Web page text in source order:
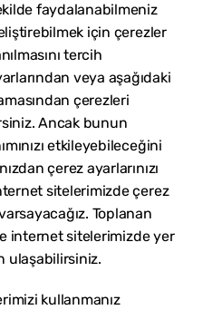
faydalanabilmeniz
için çerezler
tercih
veya aşağıdaki
çerezleri
Ancak bunun
etkileyebileceğini
çerez ayarlarınızı
sitelerimizde çerez
Toplanan
internet sitelerimizde yer
ulaşabilirsiniz.
kullanmanız